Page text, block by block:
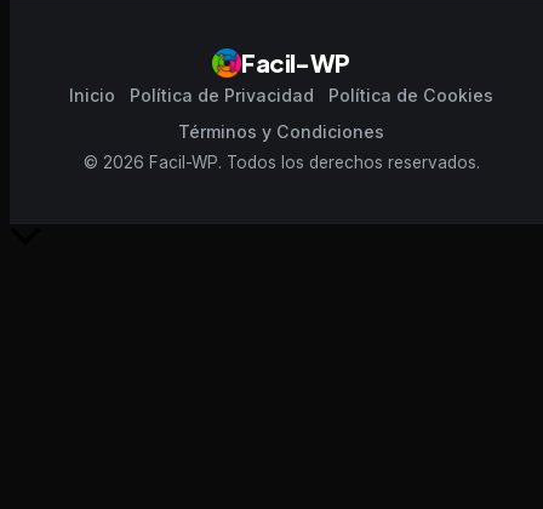
Facil-WP
Inicio Política de Privacidad
Política de Cookies
Términos y Condiciones
© 2026 Facil-WP. Todos los derechos reservados.